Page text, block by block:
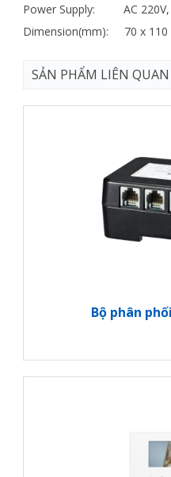
Power Supply: AC 220V,
Dimension(mm): 70 x 110
SẢN PHẨM LIÊN QUAN
Bộ phân